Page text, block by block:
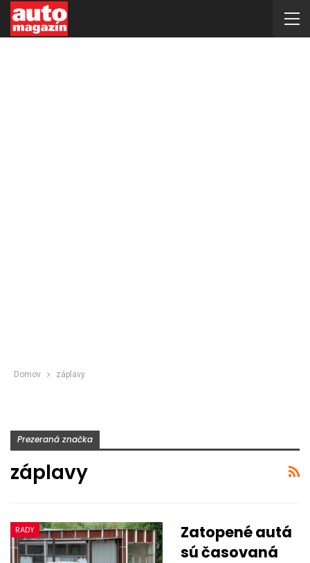
Domov záplavy
Prezeraná značka
záplavy
RADY
Zatopené autá
sú časovaná